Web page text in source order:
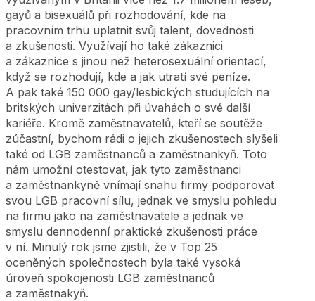
gayů a bisexuálů při rozhodování, kde na
pracovním trhu uplatnit svůj talent, dovednosti
a zkušenosti. Využívají ho také zákaznici
a zákaznice s jinou než heterosexuální orientací,
když se rozhodují, kde a jak utratí své peníze.
A pak také 150 000 gay/lesbických studujících na
britských univerzitách při úvahách o své další
kariéře. Kromě zaměstnavatelů, kteří se soutěže
zúčastní, bychom rádi o jejich zkušenostech slyšeli
také od LGB zaměstnanců a zaměstnankyň. Toto
nám umožní otestovat, jak tyto zaměstnanci
a zaměstnankyně vnímají snahu firmy podporovat
svou LGB pracovní sílu, jednak ve smyslu pohledu
na firmu jako na zaměstnavatele a jednak ve
smyslu dennodenní praktické zkušenosti práce
v ní. Minulý rok jsme zjistili, že v Top 25
oceněných společnostech byla také vysoká
úroveň spokojenosti LGB zaměstnanců
a zaměstnakyň.